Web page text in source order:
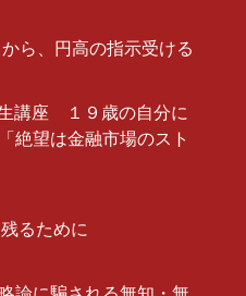
から、円高の指示受ける
講座 １９歳の自分に
絶望は金融市場のスト
るために